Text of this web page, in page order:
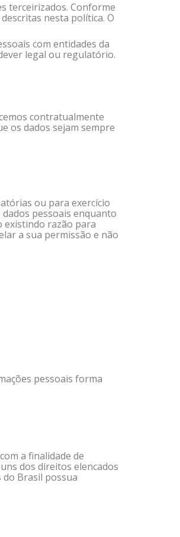
terceirizados. Conforme
nesta política. O
com entidades da
legal ou regulatório.
contratualmente
os dados sejam sempre
ou para exercício
pessoais enquanto
existindo razão para
a sua permissão e não
pessoais forma
a finalidade de
dos direitos elencados
do Brasil possua